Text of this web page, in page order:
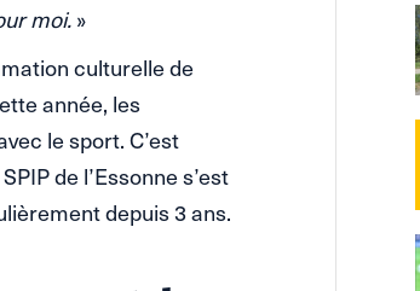
moi. »
culturelle de
année, les
le sport. C’est
de l’Essonne s’est
depuis 3 ans.